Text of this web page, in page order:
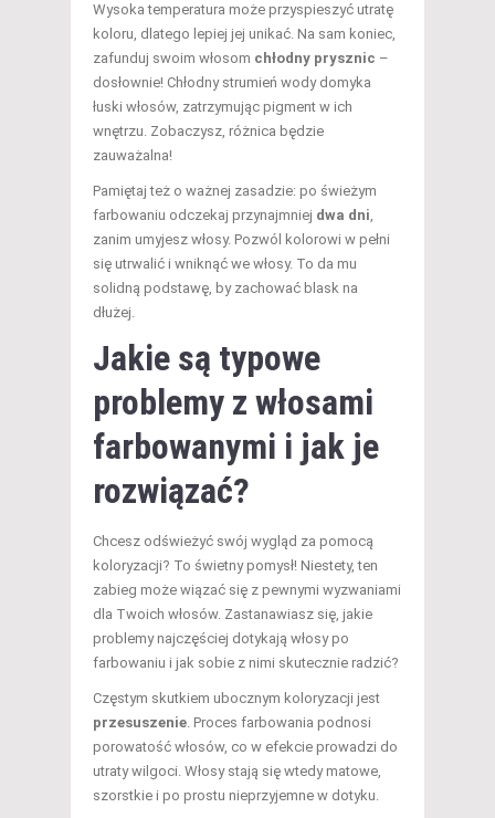
Wysoka temperatura może przyspieszyć utratę
koloru, dlatego lepiej jej unikać. Na sam koniec,
zafunduj swoim włosom chłodny prysznic –
dosłownie! Chłodny strumień wody domyka
łuski włosów, zatrzymując pigment w ich
wnętrzu. Zobaczysz, różnica będzie
zauważalna!
Pamiętaj też o ważnej zasadzie: po świeżym
farbowaniu odczekaj przynajmniej dwa dni,
zanim umyjesz włosy. Pozwól kolorowi w pełni
się utrwalić i wniknąć we włosy. To da mu
solidną podstawę, by zachować blask na
dłużej.
Jakie są typowe
problemy z włosami
farbowanymi i jak je
rozwiązać?
Chcesz odświeżyć swój wygląd za pomocą
koloryzacji? To świetny pomysł! Niestety, ten
zabieg może wiązać się z pewnymi wyzwaniami
dla Twoich włosów. Zastanawiasz się, jakie
problemy najczęściej dotykają włosy po
farbowaniu i jak sobie z nimi skutecznie radzić?
Częstym skutkiem ubocznym koloryzacji jest
przesuszenie. Proces farbowania podnosi
porowatość włosów, co w efekcie prowadzi do
utraty wilgoci. Włosy stają się wtedy matowe,
szorstkie i po prostu nieprzyjemne w dotyku.